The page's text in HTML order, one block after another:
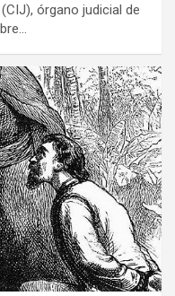
órgano judicial de